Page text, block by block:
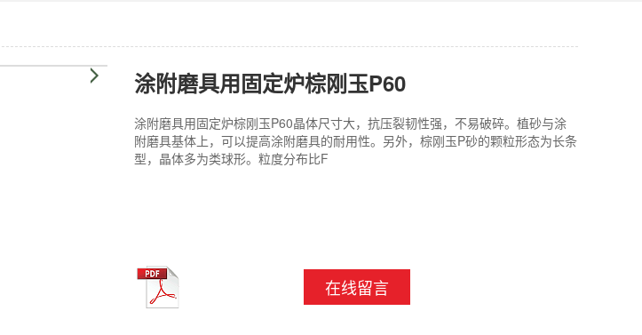
涂附磨具用固定炉棕刚玉P60
涂附磨具用固定炉棕刚玉P60晶体尺寸大，抗压裂韧性强，不易破碎。植砂与涂
附磨具基体上，可以提高涂附磨具的耐用性。另外，棕刚玉P砂的颗粒形态为长条
型，晶体多为类球形。粒度分布比F
在线留言